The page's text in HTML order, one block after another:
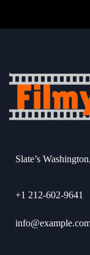
Slate’s
+1 212-602-9641